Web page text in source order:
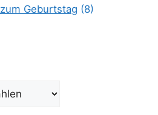
zum Geburtstag (8)